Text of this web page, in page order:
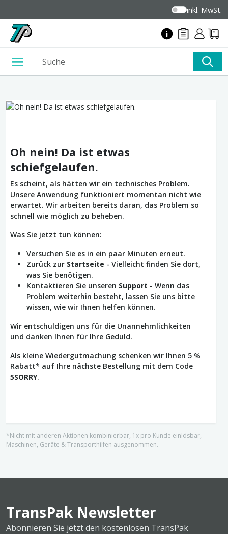
inkl. MwSt.
Oh nein! Da ist etwas
schiefgelaufen.
Es scheint, als hätten wir ein technisches Problem.
Unsere Anwendung funktioniert momentan nicht wie
erwartet. Wir arbeiten bereits daran, das Problem so
schnell wie möglich zu beheben.
Was Sie jetzt tun können:
Versuchen Sie es in ein paar Minuten erneut.
Zurück zur Startseite - Vielleicht finden Sie dort,
was Sie benötigen.
Kontaktieren Sie unseren Support - Wenn das
Problem weiterhin besteht, lassen Sie uns bitte
wissen, wie wir Ihnen helfen können.
Wir entschuldigen uns für die Unannehmlichkeiten
und danken Ihnen für Ihre Geduld.
Als kleine Wiedergutmachung schenken wir Ihnen 5 %
Rabatt* auf Ihre nächste Bestellung mit dem Code
5SORRY.
*Nicht mit anderen Aktionen kombinierbar, 1x pro Kunde einlösbar,
Maschinen, Geräte & Transporthilfen ausgenommen.
TransPak Newsletter
Abonnieren Sie jetzt den kostenlosen TransPak